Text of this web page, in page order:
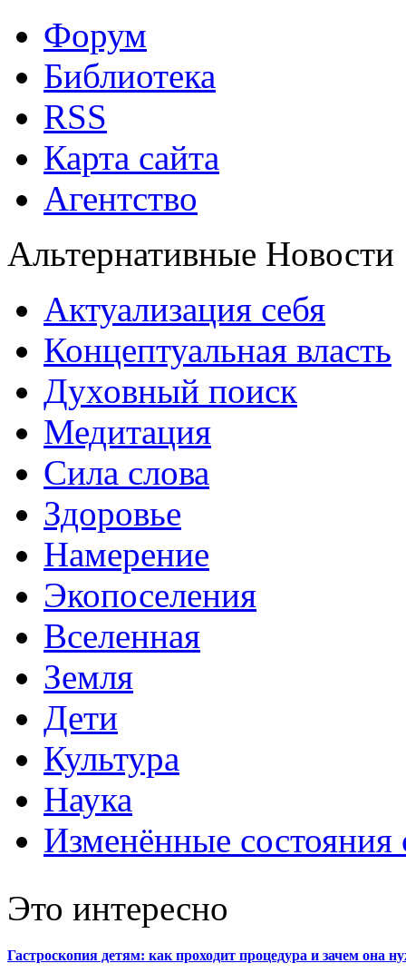
Форум
Библиотека
RSS
Карта сайта
Агентство
Альтернативные Новости
Актуализация себя
Концептуальная власть
Духовный поиск
Медитация
Сила слова
Здоровье
Намерение
Экопоселения
Вселенная
Земля
Дети
Культура
Наука
Изменённые состояния
Это интересно
Гастроскопия детям: как проходит процедура и зачем она